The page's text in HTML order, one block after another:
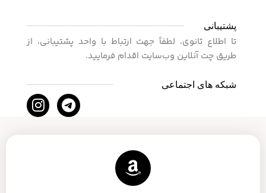
پشتیبانی
تا اطلاع ثانوی، لطفاً جهت ارتباط با واحد پشتیبانی، از
طریق چت آنلاین وب‌سایت اقدام فرمایید.
شبکه های اجتماعی